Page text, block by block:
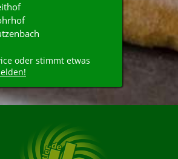
oder stimmt etwas